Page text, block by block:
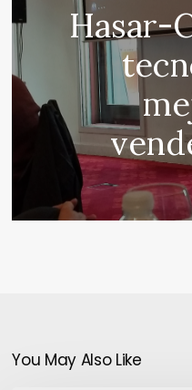
Hasar-
You May Also Like